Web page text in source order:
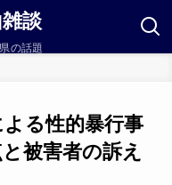
談
の話題
る性的暴行事
被害者の訴え